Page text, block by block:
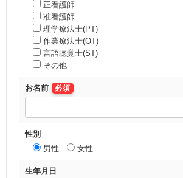
正看護師
准看護師
理学療法士(PT)
作業療法士(OT)
言語聴覚士(ST)
その他
お名前 必須
性別
男性
女性
生年月日